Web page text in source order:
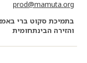
prod@mamuta.org
בתמיכת סקוט ברי
והזירה הבינתחומית